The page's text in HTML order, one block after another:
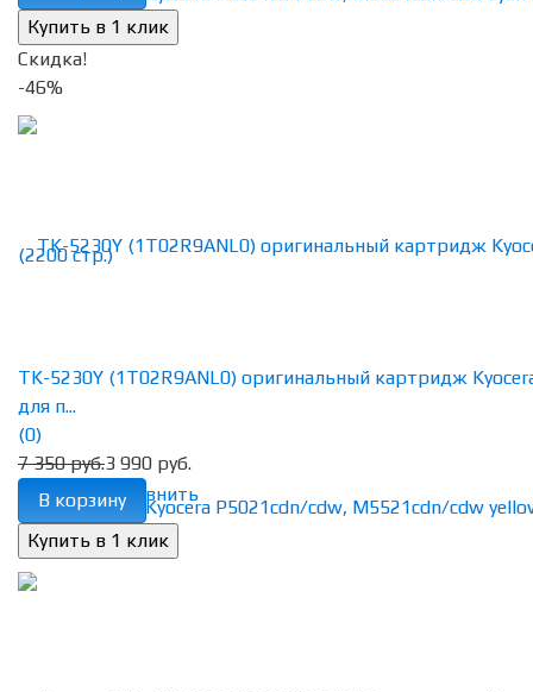
Скидка!
-46%
избранное сравнить
TK-5230Y (1T02R9ANL0) оригинальный картридж
для п...
(0)
7 350 руб.3 990 руб.
В корзину